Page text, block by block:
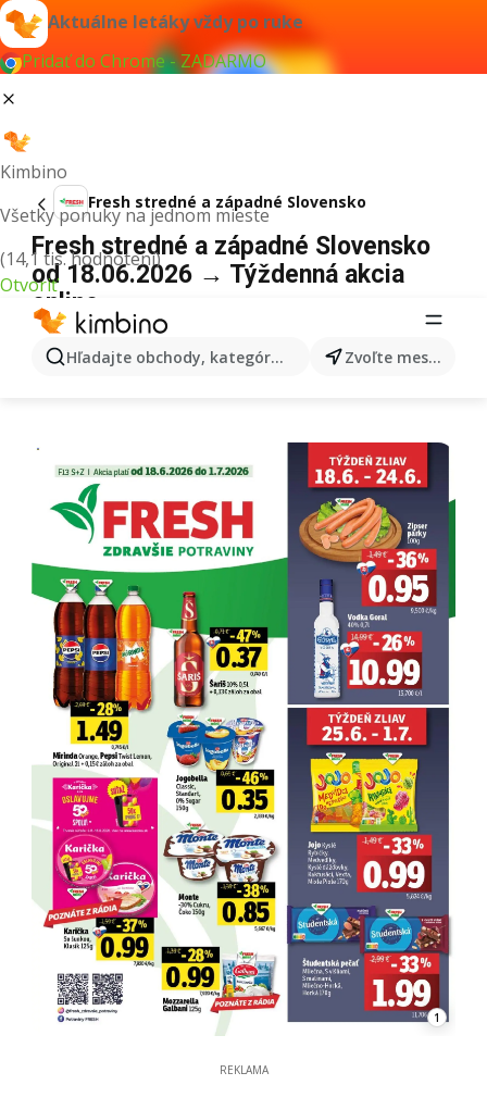
Aktuálne letáky vždy po ruke
Pridať do Chrome - ZADARMO
Kimbino
Všetky ponuky na jednom mieste
(14,1 tis. hodnotení)
Otvoriť
Hľadajte obchody, kategórie, produkty... Zvoľte mesto
Fresh stredné a západné Slovensko
Fresh stredné a západné Slovensko
od 18.06.2026 → Týždenná akcia
online
1
REKLAMA